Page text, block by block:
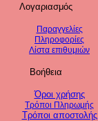
Λογαριασμός
Παραγγελίες
Πληροφορίες
Λίστα επιθυμιών
Βοήθεια
Όροι χρήσης
Τρόποι Πληρωμής
Τρόποι αποστολής